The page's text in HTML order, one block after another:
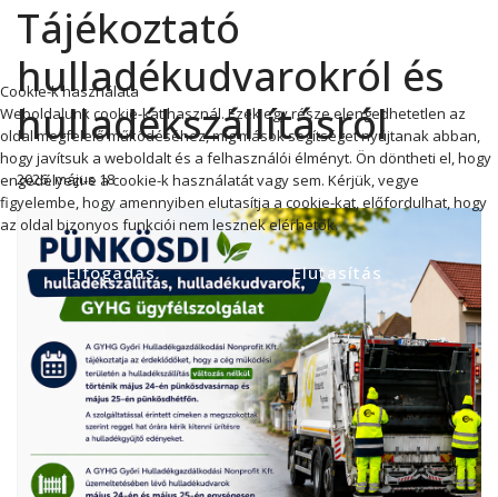
Tájékoztató
hulladékudvarokról és
hulladékszállításról
2026. május 18
Cookie-k használata
Weboldalunk cookie-kat használ. Ezek egy része elengedhetetlen az
oldal megfelelő működéséhez, míg mások segítséget nyújtanak abban,
hogy javítsuk a weboldalt és a felhasználói élményt. Ön döntheti el, hogy
engedélyezi-e a cookie-k használatát vagy sem. Kérjük, vegye
figyelembe, hogy amennyiben elutasítja a cookie-kat, előfordulhat, hogy
az oldal bizonyos funkciói nem lesznek elérhetők.
Elfogadás Elutasítás